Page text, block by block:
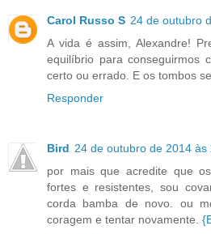
Carol Russo S 24 de outubro
A vida é assim, Alexandre!
equilíbrio para conseguirmos
certo ou errado. E os tombos
Responder
Bird 24 de outubro de 2014 às
por mais que acredite que
fortes e resistentes, sou
corda bamba de novo. ou
coragem e tentar novamente.